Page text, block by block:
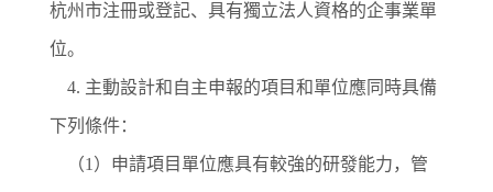
杭州市注冊或登記、具有獨立法人資格的企事業單
位。
4. 主動設計和自主申報的項目和單位應同時具備
下列條件：
（1）申請項目單位應具有較強的研發能力，管